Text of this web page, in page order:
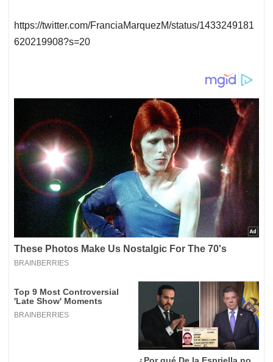
https://twitter.com/FranciaMarquezM/status/1433249181
620219908?s=20